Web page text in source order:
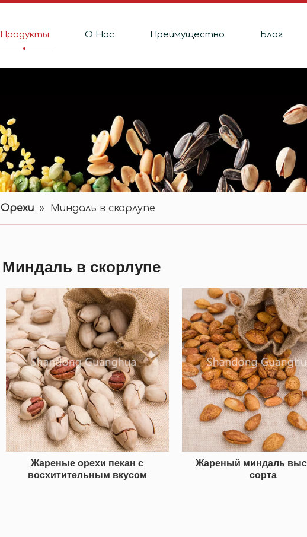
Продукты О Hас Преимущество Блог
Орехи » Миндаль в скорлупе
Миндаль в скорлупе
Жареные орехи пекан с
восхитительным вкусом
Жареный миндаль
сорта